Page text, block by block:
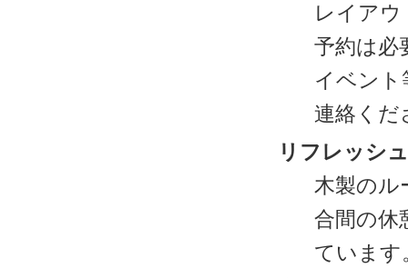
レイア
予約は必
イベント
連絡くだ
リフレッシ
木製のル
合間の休
ています